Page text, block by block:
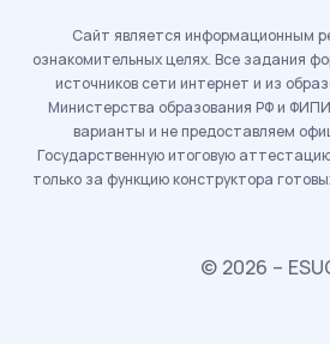
Сайт является информационным
ознакомительных целях. Все задания
источников сети интернет и из
Министерства образования РФ и
варианты и не предоставляем
Государственную итоговую
только за функцию конструктора
© 2026 –